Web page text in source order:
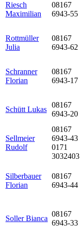
Riesch
Maximilian
08167
6943-55
Rottmüller
Julia
08167
6943-62
Schranner
Florian
08167
6943-17
Schütt Lukas
08167
6943-20
Sellmeier
Rudolf
08167
6943-43
0171
3032403
Silberbauer
Florian
08167
6943-44
Soller Bianca
08167
6943-33